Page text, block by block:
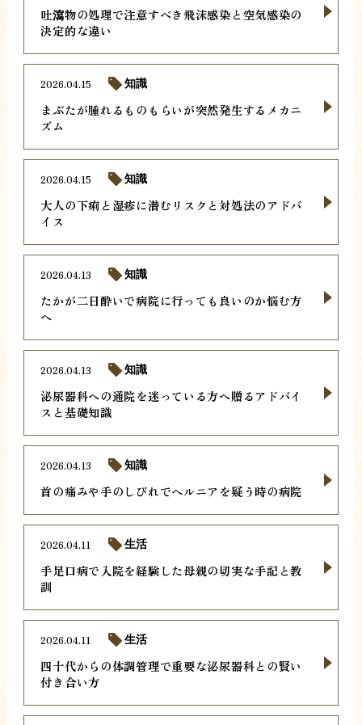
吐瀉物の処理で注意すべき飛沫感染と空気感染の
決定的な違い
まぶたが腫れるものもらいが突然発生するメカニ
ズム
2026.04.15 知識
大人の下痢と湿疹に潜むリスクと対処法のアドバ
イス
2026.04.15 知識
たかが二日酔いで病院に行っても良いのか悩む方
へ
2026.04.13 知識
泌尿器科への通院を迷っている方へ贈るアドバイ
スと基礎知識
2026.04.13 知識
首の痛みや手のしびれでヘルニアを疑う時の病院
2026.04.13 知識
手足口病で入院を経験した母親の切実な手記と教
訓
2026.04.11 生活
四十代からの体調管理で重要な泌尿器科との賢い
付き合い方
2026.04.11 生活